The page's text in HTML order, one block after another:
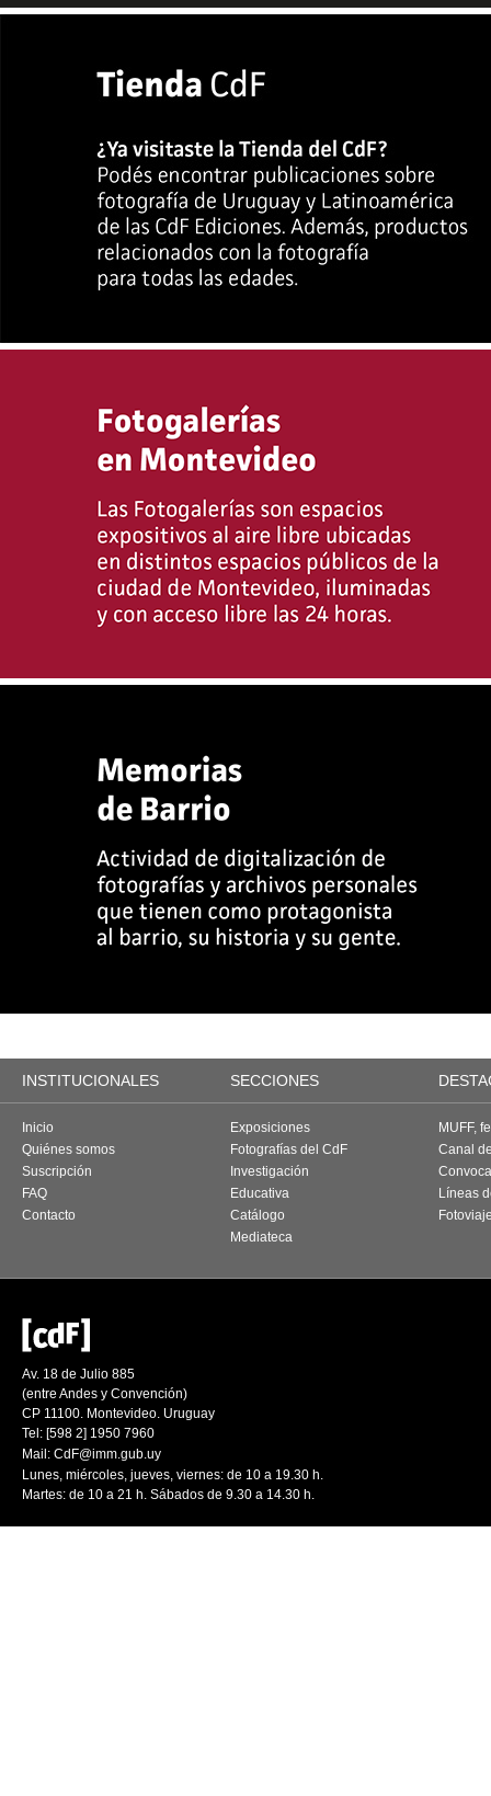
INSTITUCIONALES SECCIONES
Inicio
Quiénes somos
Suscripción
FAQ
Contacto
Exposiciones
Fotografías del CdF
Investigación
Educativa
Catálogo
Mediateca
MUFF,
Canal
Líneas
Av. 18 de Julio 885
(entre Andes y Convención)
CP 11100. Montevideo. Uruguay
Tel: [598 2] 1950 7960
Mail: CdF@imm.gub.uy
Lunes, miércoles, jueves, viernes: de 10 a 19.30 h.
Martes: de 10 a 21 h. Sábados de 9.30 a 14.30 h.